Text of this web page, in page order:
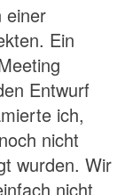
einer
Ein
Entwurf
ich,
nicht
wurden. Wir
nicht